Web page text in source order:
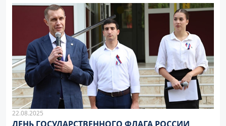
22.08.2025